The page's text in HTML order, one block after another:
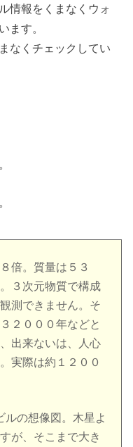
情報をくまなくウォ
ます。
なくチェックしてい
倍。質量は５３
３次元物質で構成
測できません。そ
２０００年などと
出来ないは、人心
実際は約１２００
ルの想像図。木星よ
が、そこまで大き